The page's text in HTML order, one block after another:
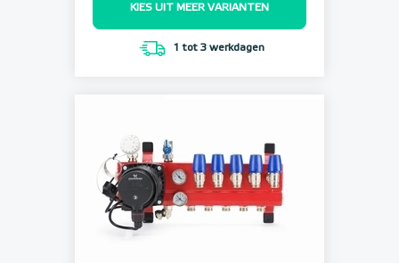
KIES UIT MEER VARIANTEN
1 tot 3 werkdagen